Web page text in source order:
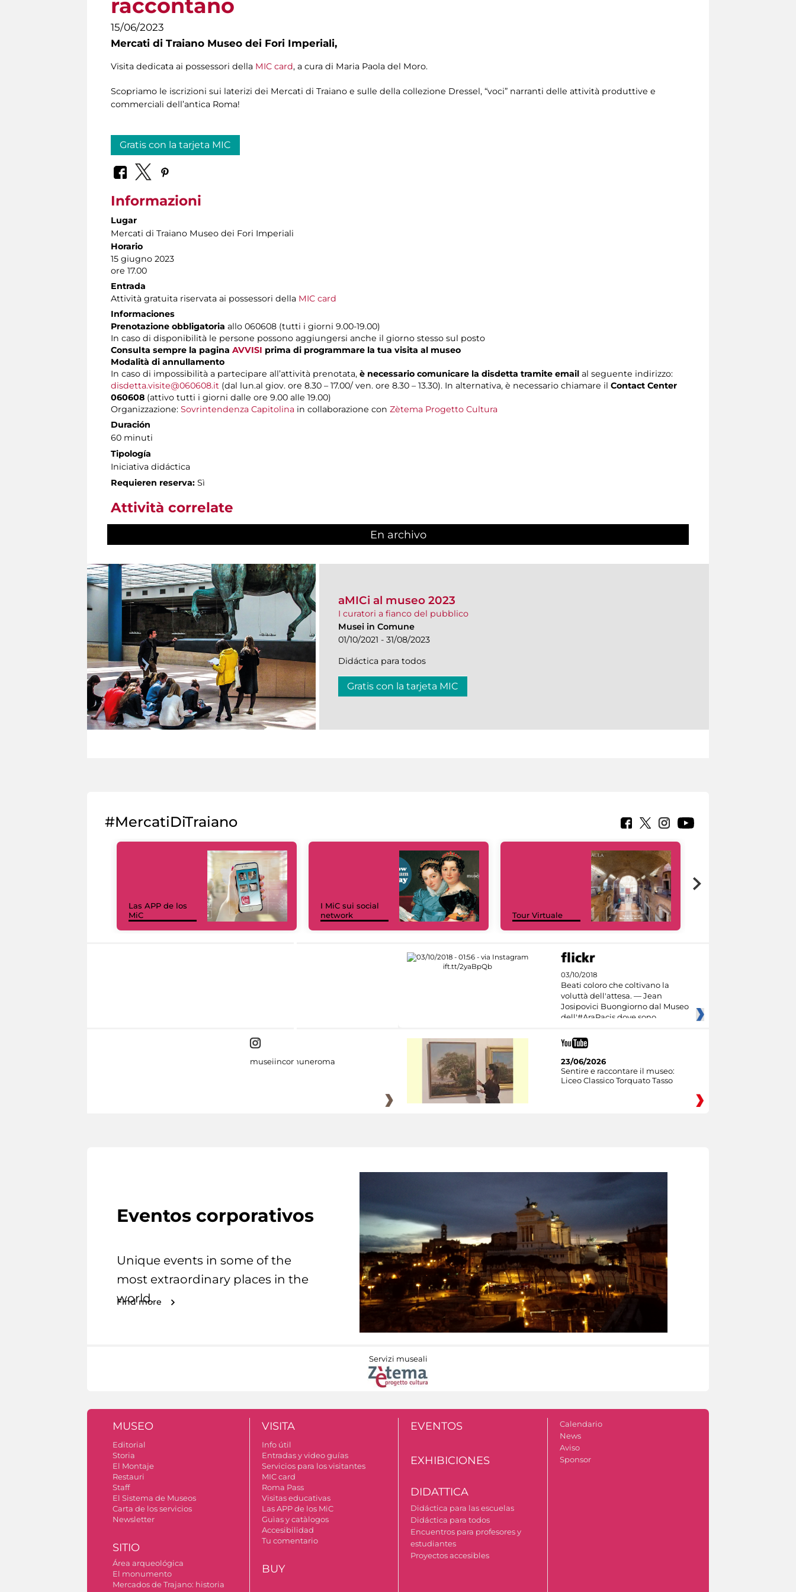
raccontano
15/06/2023
Mercati di Traiano Museo dei Fori Imperiali,
Visita dedicata ai possessori della MIC card, a cura di Maria Paola del Moro.
Scopriamo le iscrizioni sui laterizi dei Mercati di Traiano e sulle della collezione Dressel, “voci” narranti delle attività produttive e
commerciali dell’antica Roma!
Gratis con la tarjeta MIC
Informazioni
Lugar
Mercati di Traiano Museo dei Fori Imperiali
Horario
15 giugno 2023
ore 17.00
Entrada
Attività gratuita riservata ai possessori della MIC card
Informaciones
Prenotazione obbligatoria allo 060608 (tutti i giorni 9.00-19.00)
In caso di disponibilità le persone possono aggiungersi anche il giorno stesso sul posto
Consulta sempre la pagina AVVISI prima di programmare la tua visita al museo
Modalità di annullamento
In caso di impossibilità a partecipare all’attività prenotata, è necessario comunicare la disdetta tramite email al seguente indirizzo:
disdetta.visite@060608.it (dal lun.al giov. ore 8.30 – 17.00/ ven. ore 8.30 – 13.30). In alternativa, è necessario chiamare il Contact Center
060608 (attivo tutti i giorni dalle ore 9.00 alle 19.00)
Organizzazione: Sovrintendenza Capitolina in collaborazione con Zètema Progetto Cultura
Duración
60 minuti
Tipología
Iniciativa didáctica
Requieren reserva: Sì
Attività correlate
En archivo
aMICi al museo 2023
I curatori a fianco del pubblico
Musei in Comune
01/10/2021 - 31/08/2023
Didáctica para todos
Gratis con la tarjeta MIC
#MercatiDiTraiano
Las APP de los
MiC
I MiC sui social
network
Tour Virtuale
03/10/2018
Beati coloro che coltivano la
voluttà dell'attesa. — Jean
Josipovici Buongiorno dal Museo
dell'#AraPacis dove sono
museiincomuneroma
23/06/2026
Sentire e raccontare il museo:
Liceo Classico Torquato Tasso
Eventos corporativos
Unique events in some of the
most extraordinary places in the
world.
Find more
Servizi museali
MUSEO
Editorial
Storia
El Montaje
Restauri
Staff
El Sistema de Museos
Carta de los servicios
Newsletter
SITIO
Área arqueológica
El monumento
Mercados de Trajano: historia
VISITA
Info útil
Entradas y video guías
Servicios para los visitantes
MIC card
Roma Pass
Visitas educativas
Las APP de los MiC
Guìas y catàlogos
Accesibilidad
Tu comentario
BUY
EVENTOS
EXHIBICIONES
DIDATTICA
Didáctica para las escuelas
Didáctica para todos
Encuentros para profesores y
estudiantes
Proyectos accesibles
Calendario
News
Aviso
Sponsor